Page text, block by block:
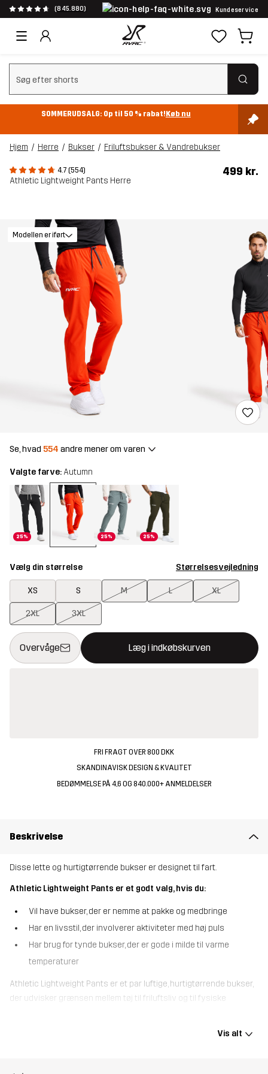
(845.880) Kundeservice
Ryd søgning
SOMMERUDSALG: Op til 50 % rabat!Køb nu
Hjem Herre Bukser Friluftsbukser & Vandrebukser
4.7 (554)
Athletic Lightweight Pants Herre
499 kr.
Modellen er iført
Se, hvad 554 andre mener om varen
Valgte farve: Autumn
25% 25% 25%
Vælg din størrelse Størrelsesvejledning
XS S M L XL
2XL 3XL
Overvåge Læg i indkøbskurven
Denne knap åbner en modal, der bekræfter en ny vare i
{{size}} ikke tilgængelig
FRI FRAGT OVER 800 DKK
SKANDINAVISK DESIGN & KVALITET
BEDØMMELSE PÅ 4,6 OG 840.000+ ANMELDELSER
Beskrivelse
Disse lette og hurtigtørrende bukser er designet til fart.
Athletic Lightweight Pants er et godt valg, hvis du:
Vil have bukser, der er nemme at pakke og medbringe
Har en livsstil, der involverer aktiviteter med høj puls
Har brug for tynde bukser, der er gode i milde til varme
temperaturer
Athletic Lightweight Pants er et par luftige, hurtigtørrende bukser,
der udvisker grænsen mellem tøj til friluftsliv og til fysiske
Vis alt